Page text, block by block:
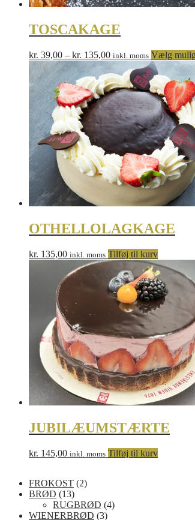
TOSCAKAGE
kr. 39,00 – kr. 135,00Prisinterval:
til
kr. 135,00
inkl. moms Vælg
OTHELLOLAGKAGE
kr. 135,00 inkl. moms Tilføj til kurv
JUBILÆUMSTÆRTE
kr. 145,00 inkl. moms Tilføj til kurv
FROKOST 22
a
r
BRØD 131
3
v
RUGBRØD 44
WIENERBRØD 33